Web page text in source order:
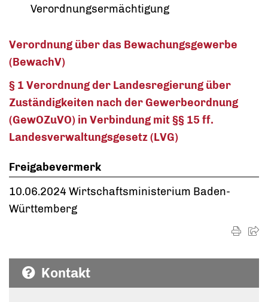
Verordnungsermächtigung
Verordnung über das Bewachungsgewerbe
(BewachV)
§ 1 Verordnung der Landesregierung über
Zuständigkeiten nach der Gewerbeordnung
(GewOZuVO) in Verbindung mit §§ 15 ff.
Landesverwaltungsgesetz (LVG)
Freigabevermerk
10.06.2024 Wirtschaftsministerium Baden-
Württemberg
Kontakt